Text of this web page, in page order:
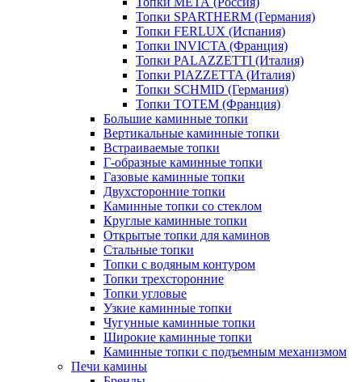
Топки SPARTHERM (Германия)
Топки FERLUX (Испания)
Топки INVICTA (Франция)
Топки PALAZZETTI (Италия)
Топки PIAZZETTA (Италия)
Топки SCHMID (Германия)
Топки TOTEM (Франция)
Большие каминные топки
Вертикальные каминные топки
Встраиваемые топки
Г-образные каминные топки
Газовые каминные топки
Двухсторонние топки
Каминные топки со стеклом
Круглые каминные топки
Открытые топки для каминов
Стальные топки
Топки с водяным контуром
Топки трехсторонние
Топки угловые
Узкие каминные топки
Чугунные каминные топки
Широкие каминные топки
Каминные топки с подъемным механизмом
Печи камины